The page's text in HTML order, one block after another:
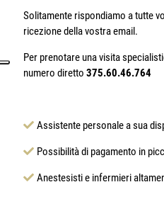
Solitamente rispondiamo a tutte
ricezione della vostra email.
Per prenotare una visita
numero diretto 375.60.46.764
Assistente personale a sua
Possibilità di pagamento in
Anestesisti e infermieri